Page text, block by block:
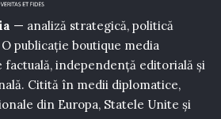
— analiză strategică, politică
publicație boutique media
independență editorială și
Citită în medii diplomatice,
din Europa, Statele Unite și